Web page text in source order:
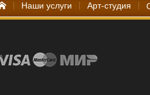
Наши услуги Арт-студия